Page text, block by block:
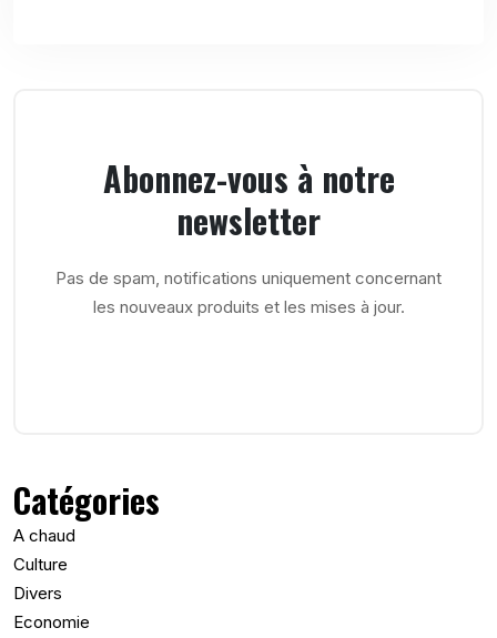
Abonnez-vous à notre
newsletter
Pas de spam, notifications uniquement concernant
les nouveaux produits et les mises à jour.
Catégories
A chaud
Culture
Divers
Economie